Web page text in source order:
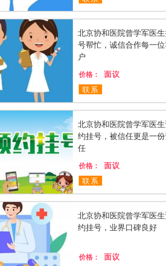
北京协和医院曾学军医
号帮忙，诚信合作每一
户
价格：
面议
联系
北京协和医院曾学军医
约挂号，被信任更是一
任
价格：
面议
联系
北京协和医院曾学军医
约挂号，业界口碑良好
价格：
面议